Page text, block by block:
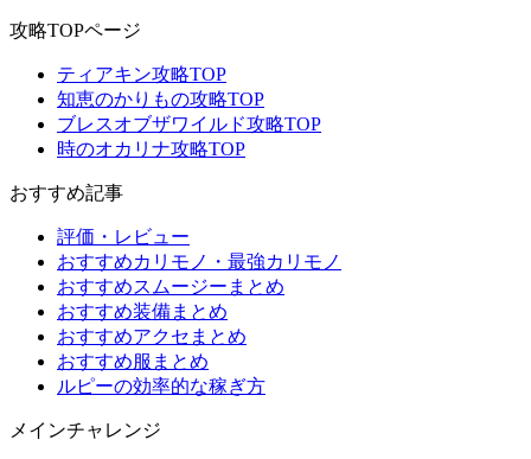
攻略TOPページ
ティアキン攻略TOP
知恵のかりもの攻略TOP
ブレスオブザワイルド攻略TOP
時のオカリナ攻略TOP
おすすめ記事
評価・レビュー
おすすめカリモノ・最強カリモノ
おすすめスムージーまとめ
おすすめ装備まとめ
おすすめアクセまとめ
おすすめ服まとめ
ルピーの効率的な稼ぎ方
メインチャレンジ